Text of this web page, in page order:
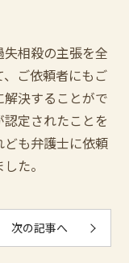
相殺の主張を全
ご依頼者にもご
決することがで
定されたことを
も弁護士に依頼
た。
次の記事へ